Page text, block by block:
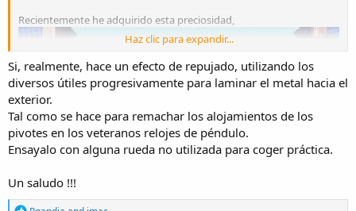
Recientemente he adquirido esta preciosidad,
Haz clic para expandir...
Si, realmente, hace un efecto de repujado, utilizando los
diversos útiles progresivamente para laminar el metal hacia el
exterior.
Tal como se hace para remachar los alojamientos de los
pivotes en los veteranos relojes de péndulo.
Ensayalo con alguna rueda no utilizada para coger práctica.
Un saludo !!!